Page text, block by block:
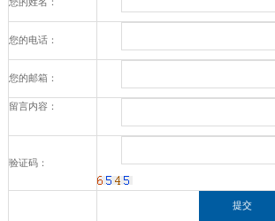
您的电话：
您的邮箱：
留言内容：
验证码：